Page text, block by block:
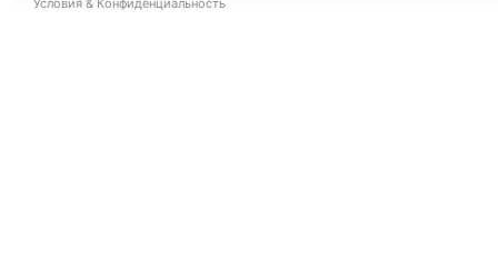
Условия & Конфиденциальность